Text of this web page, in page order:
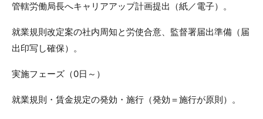
管轄労働局長へキャリアアップ計画提出（紙／電子）。
就業規則改定案の社内周知と労使合意、監督署届出準備（届
出印写し確保）。
実施フェーズ（0日～）
就業規則・賃金規定の発効・施行（発効＝施行が原則）。